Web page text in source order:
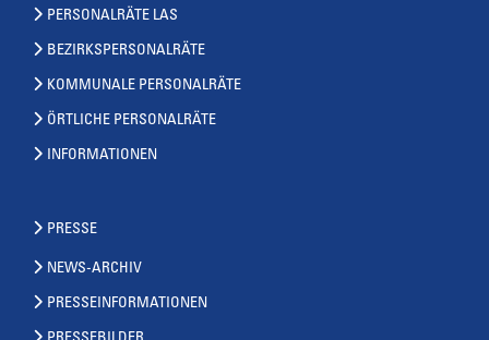
PERSONALRÄTE LAS
BEZIRKSPERSONALRÄTE
KOMMUNALE PERSONALRÄTE
ÖRTLICHE PERSONALRÄTE
INFORMATIONEN
PRESSE
NEWS-ARCHIV
PRESSEINFORMATIONEN